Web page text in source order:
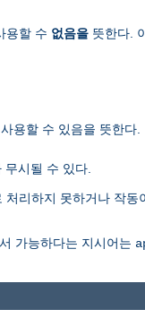
용할 수 없음을 뜻한다.
용할 수 있음을 뜻한다.
무시될 수 있다.
리하지 못하거나 작동
가능하다는 지시어는